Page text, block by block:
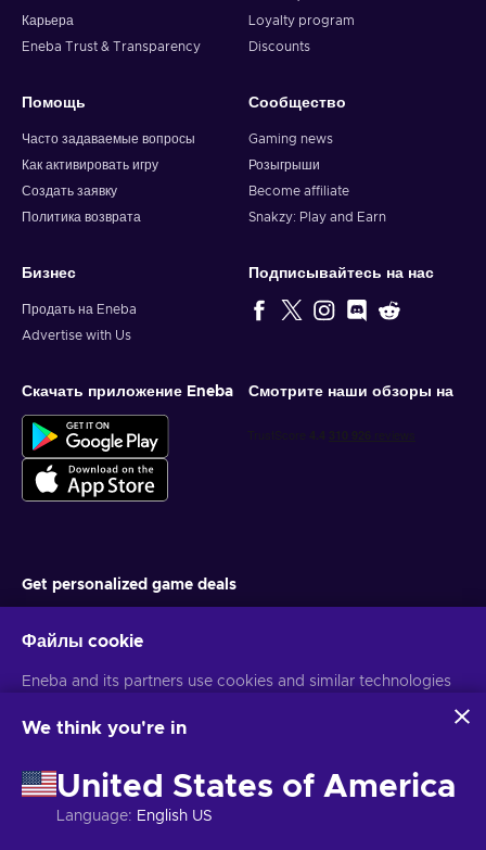
Карьера
Eneba Trust & Transparency
Loyalty program
Discounts
Помощь
Часто задаваемые вопросы
Как активировать игру
Создать заявку
Политика возврата
Сообщество
Gaming news
Розыгрыши
Become affiliate
Snakzy: Play and Earn
Бизнес
Продать на Eneba
Advertise with Us
Подписывайтесь на нас
Скачать приложение Eneba Смотрите наши обзоры на
Get personalized game deals
information
Файлы cookie
Eneba and its partners use cookies and similar technologies
website. We use this information to enhance content,
may also be used for ads personalization.
By clicking 'Accept all', you consent to the use of these
technologies by Eneba and its partners. You can adjust your
We think you're in
United States of America
Language: English US